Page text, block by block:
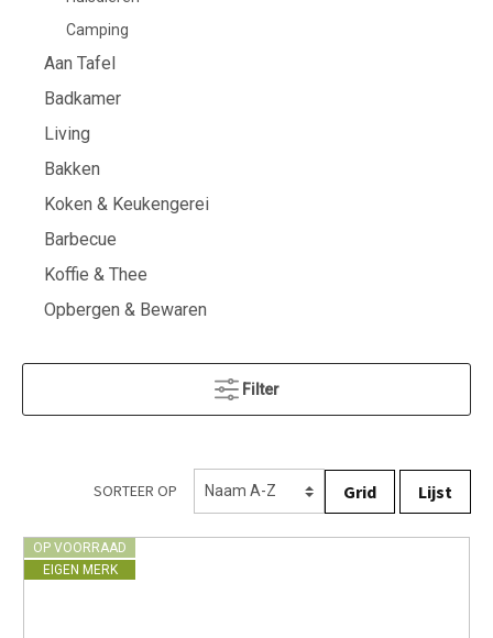
Camping
Aan Tafel
Badkamer
Living
Bakken
Koken & Keukengerei
Barbecue
Koffie & Thee
Opbergen & Bewaren
Filter
SORTEER OP Grid Lijst
OP VOORRAAD
EIGEN MERK